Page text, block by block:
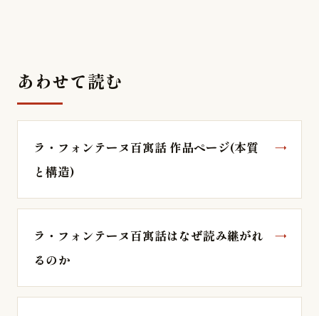
あわせて読む
ラ・フォンテーヌ百寓話 作品ページ(本質
と構造)
ラ・フォンテーヌ百寓話はなぜ読み継がれ
るのか